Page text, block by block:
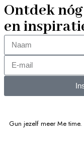
Ontdek
en
Gun jezelf meer Me time.​